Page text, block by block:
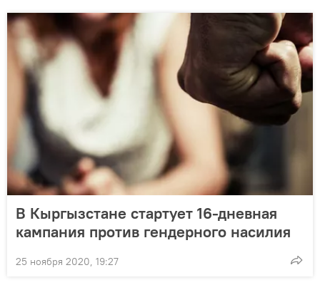
В Кыргызстане стартует 16-дневная
кампания против гендерного насилия
25 ноября 2020, 19:27